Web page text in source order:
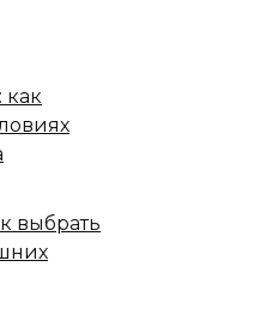
как
выбрать